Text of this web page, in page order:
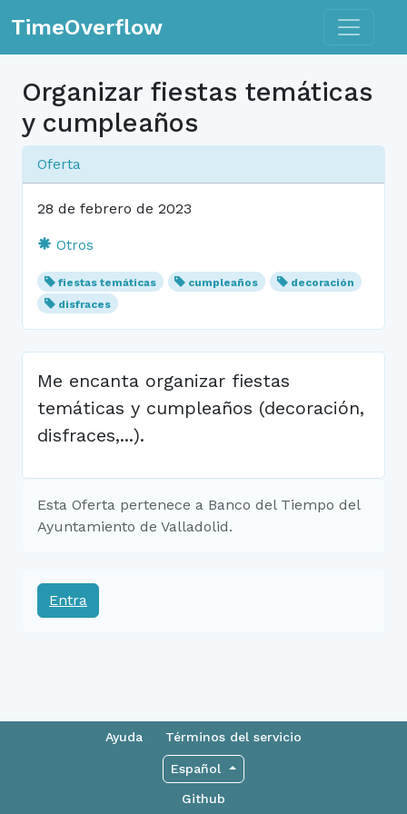
TimeOverflow Toggle
Organizar fiestas temáticas
y cumpleaños
Oferta
28 de febrero de 2023
Otros
fiestas temáticas cumpleaños
decoración
disfraces
Me encanta organizar fiestas
temáticas y cumpleaños (decoración,
disfraces,...).
Esta Oferta pertenece a Banco del Tiempo del
Ayuntamiento de Valladolid.
Entra
Ayuda Términos del servicio
Español
Github